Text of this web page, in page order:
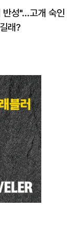
반성"…고개 숙인
래?